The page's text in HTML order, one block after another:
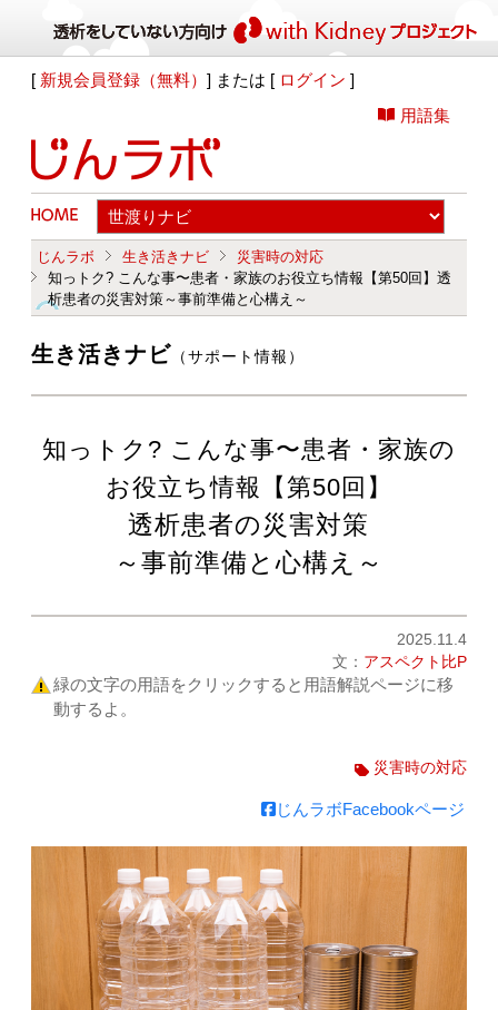
[ 新規会員登録（無料）] または [ ログイン ]
用語集
じんラボ 生き活きナビ
災害時の対応
知っトク? こんな事〜患者・家族のお役立ち情報【第50回】透
析患者の災害対策～事前準備と心構え～
生き活きナビ （サポート情報）
知っトク? こんな事〜患者・家族の
お役立ち情報【第50回】
透析患者の災害対策
～事前準備と心構え～
2025.11.4
文： アスペクト比P
緑の文字の用語をクリックすると用語解説ページに移
動するよ。
災害時の対応
じんラボFacebookページ